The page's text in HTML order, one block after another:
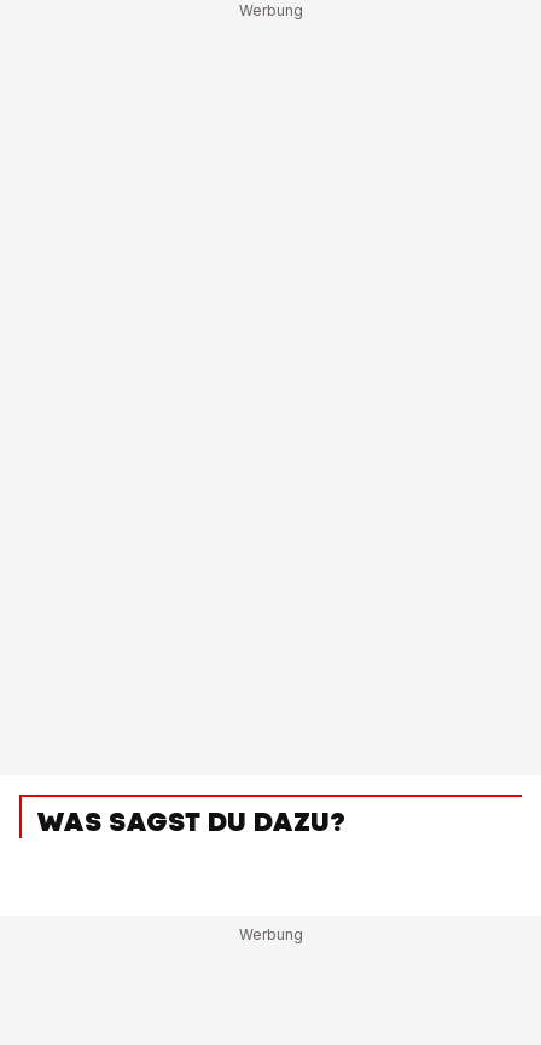
WAS SAGST DU DAZU?